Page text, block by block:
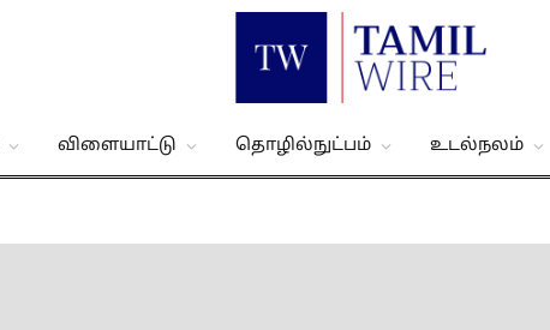
விளையாட்டு தொழில்நுட்பம் உடல்நலம்